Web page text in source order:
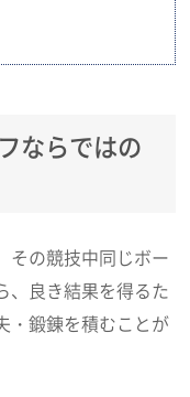
ならではの
その競技中同じボー
、良き結果を得るた
・鍛錬を積むことが